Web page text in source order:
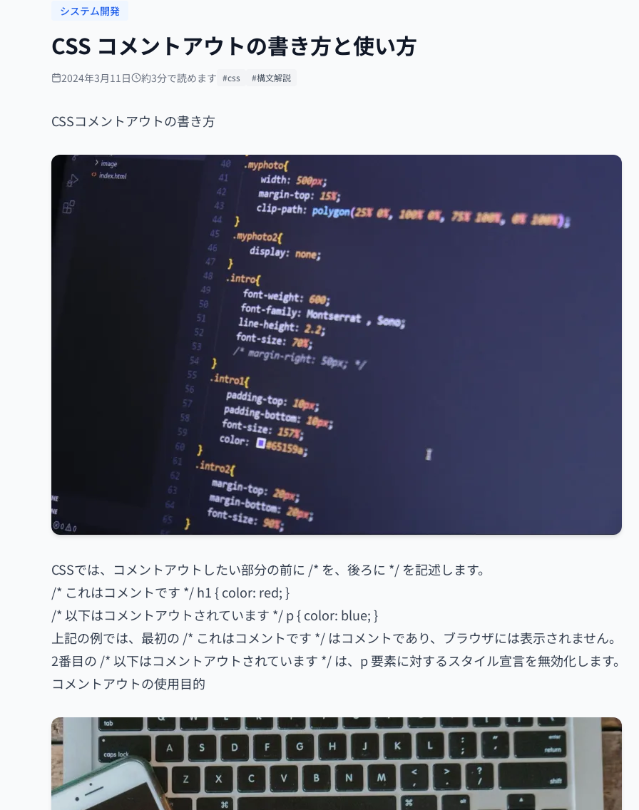
システム開発
CSS コメントアウトの書き方と使い方
2024年3月11日 約3分で読めます #css #構文解説
CSSコメントアウトの書き方
CSSでは、コメントアウトしたい部分の前に /* を、後ろに */ を記述します。
/* これはコメントです */ h1 { color: red; }
/* 以下はコメントアウトされています */ p { color: blue; }
上記の例では、最初の /* これはコメントです */ はコメントであり、ブラウザには表示されません。
2番目の /* 以下はコメントアウトされています */ は、p 要素に対するスタイル宣言を無効化します。
コメントアウトの使用目的